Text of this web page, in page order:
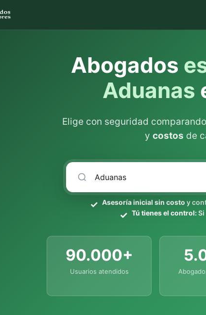
Abogados
Aduanas
Elige con seguridad comparando
y costos de
Asesoría inicial sin costo y
Tú tienes el control:
90.000+
Usuarios atendidos